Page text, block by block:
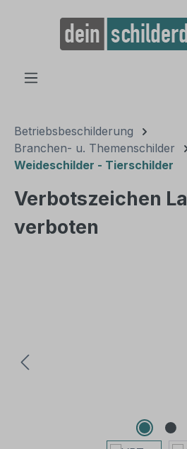
springen
Betriebsbeschilderung
Branchen- u. Themenschilder
Weideschilder - Tierschilder
Verbotszeichen
verboten